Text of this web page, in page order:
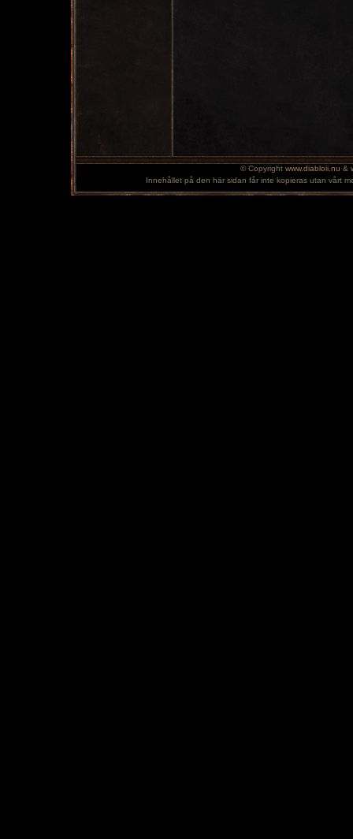
© Copyright www.diabloii.nu &
Innehållet på den här sidan får inte kopieras utan vårt